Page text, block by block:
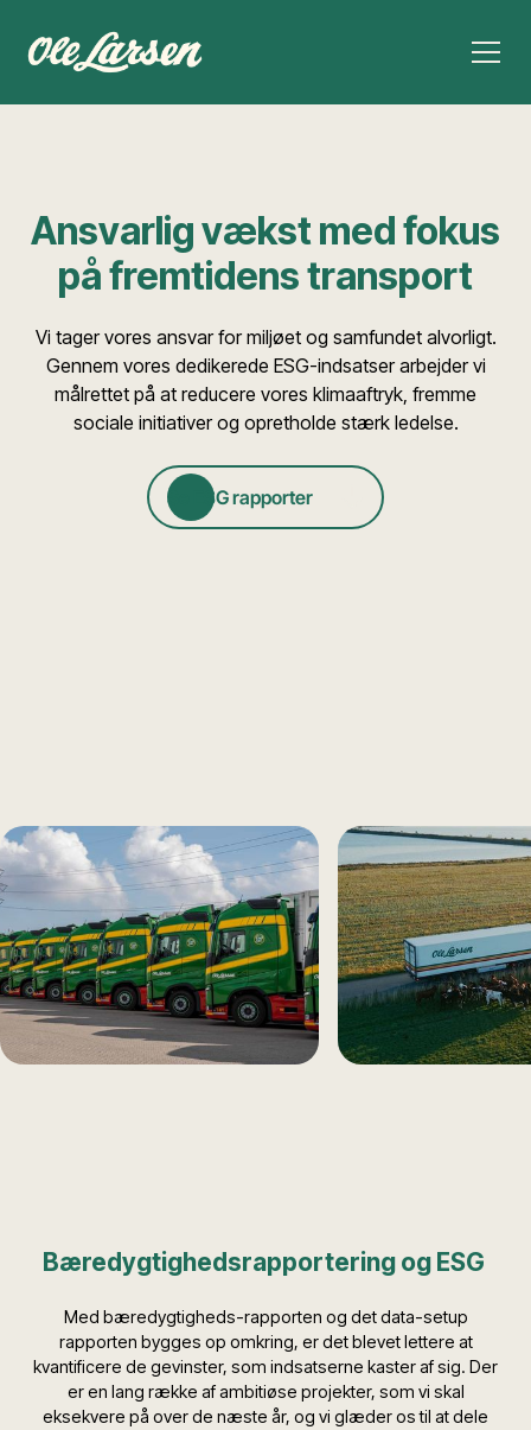
Ansvarlig vækst med fokus
på fremtidens transport
Vi tager vores ansvar for miljøet og samfundet alvorligt.
Gennem vores dedikerede ESG-indsatser arbejder vi
målrettet på at reducere vores klimaaftryk, fremme
sociale initiativer og opretholde stærk ledelse.
Se ESG rapporter
Bæredygtighedsrapportering og ESG
Med bæredygtigheds-rapporten og det data-setup
rapporten bygges op omkring, er det blevet lettere at
kvantificere de gevinster, som indsatserne kaster af sig. Der
er en lang række af ambitiøse projekter, som vi skal
eksekvere på over de næste år, og vi glæder os til at dele